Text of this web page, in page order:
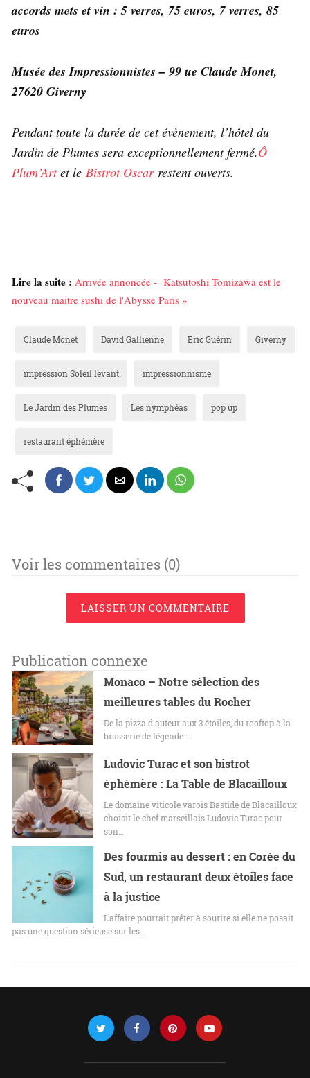
accords mets et vin : 5 verres, 75 euros, 7 verres, 85
euros
Musée des Impressionnistes – 99 ue Claude Monet,
27620 Giverny
Pendant toute la durée de cet évènement, l’hôtel du
Jardin de Plumes sera exceptionnellement fermé.Ô
Plum’Artet le Bistrot Oscarrestent ouverts.
Lire la suite : Arrivée annoncée - Katsutoshi Tomizawa est le
nouveau maitre sushi de l'Abysse Paris »
Claude Monet David Gallienne Eric Guérin Giverny
impression Soleil levant impressionnisme
Le Jardin des Plumes Les nymphéas pop up
restaurant éphémère
Voir les commentaires (0)
LAISSER UN COMMENTAIRE
Publication connexe
Monaco – Notre sélection des
meilleures tables du Rocher
De la pizza d'auteur aux 3 étoiles, du rooftop à la
brasserie de légende :…
Ludovic Turac et son bistrot
éphémère : La Table de Blacailloux
Le domaine viticole varois Bastide de Blacailloux
choisit le chef marseillais Ludovic Turac pour
son…
Des fourmis au dessert : en Corée du
Sud, un restaurant deux étoiles face
à la justice
L’affaire pourrait prêter à sourire si elle ne posait
pas une question sérieuse sur les…